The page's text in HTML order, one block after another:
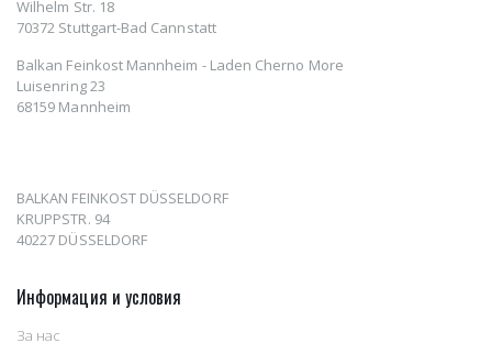
Wilhelm Str. 18
70372 Stuttgart-Bad Cannstatt
Balkan Feinkost Mannheim - Laden Cherno More
Luisenring 23
68159 Mannheim
BALKAN FEINKOST DÜSSELDORF
KRUPPSTR. 94
40227 DÜSSELDORF
Информация и условия
За нас